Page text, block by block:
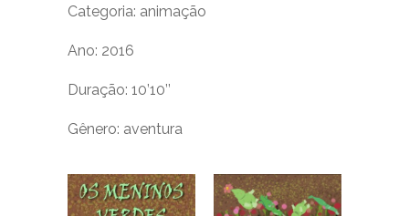
Categoria: animação
Ano: 2016
Duração: 10’10’’
Gênero: aventura